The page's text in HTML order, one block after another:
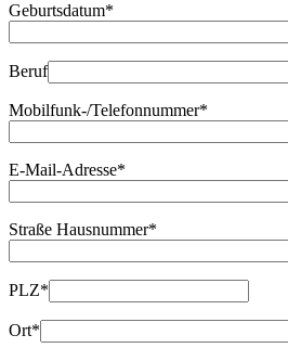
Geburtsdatum*
Beruf
Mobilfunk-/Telefonnummer*
E-Mail-Adresse*
Straße Hausnummer*
PLZ*
Ort*